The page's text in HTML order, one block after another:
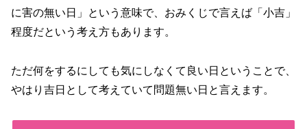
に害の無い日」という意味で、おみくじで言えば「小吉」
程度だという考え方もあります。
ただ何をするにしても気にしなくて良い日ということで、
やはり吉日として考えていて問題無い日と言えます。